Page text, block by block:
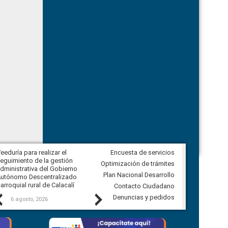
Previous
para realizar el
de la gestión
del Gobierno
Descentralizado
rural de Calacalí
6 agosto, 2026
Veeduría para vigilar los acuerdos,
derivados de la Audiencia Pública
entre el GAD de Ibarra y la
comunidad Urbina, parroquia la
Carolina
5 agosto, 2026
Next
Encuesta de servicios
Optimización de trámites
Plan Nacional Desarrollo
Contacto Ciudadano
Denuncias y pedidos